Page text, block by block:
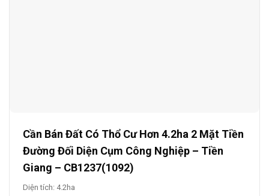
Cần Bán Đất Có Thổ Cư Hơn 4.2ha 2 Mặt Tiền
Đường Đối Diện Cụm Công Nghiệp – Tiền
Giang – CB1237(1092)
Diện tích: 4.2ha